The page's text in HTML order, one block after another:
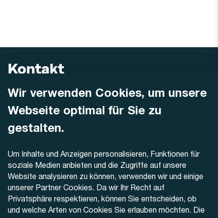
Wir verwenden Cookies, um unsere
Webseite optimal für Sie zu
gestalten.
Um Inhalte und Anzeigen personalisieren, Funktionen für
soziale Medien anbieten und die Zugriffe auf unsere
Website analysieren zu können, verwenden wir und einige
unserer Partner Cookies. Da wir Ihr Recht auf
Privatsphäre respektieren, können Sie entscheiden, ob
und welche Arten von Cookies Sie erlauben möchten. Die
Kontakt
AREMO
Dornacherstrasse 48
4500 Solothurn
+41 32 622 37 22
Kontaktformular